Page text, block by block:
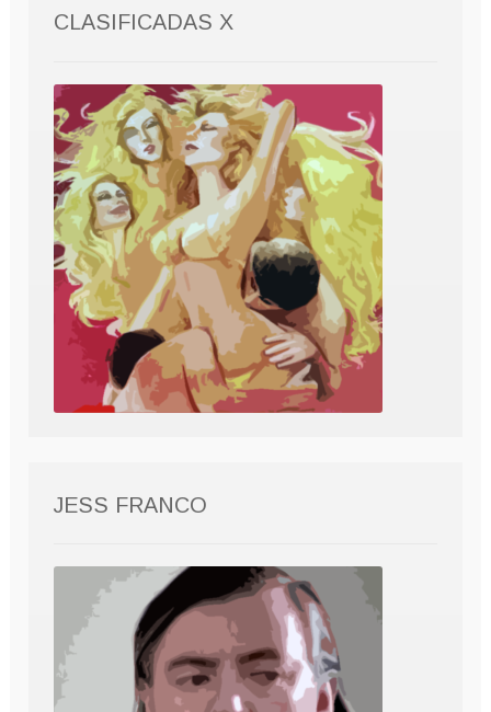
CLASIFICADAS X
JESS FRANCO